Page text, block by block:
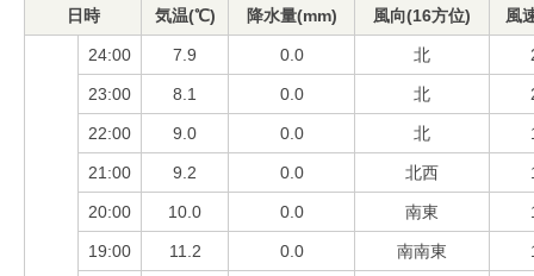
日時 気温(℃) 降水量(mm) 風向(16方位) 風
24:00 7.9 0.0 北
23:00 8.1 0.0 北
22:00 9.0 0.0 北
21:00 9.2 0.0 北西
20:00 10.0 0.0 南東
19:00 11.2 0.0 南南東